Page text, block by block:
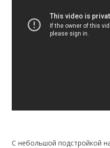
С небольшой подстройкой